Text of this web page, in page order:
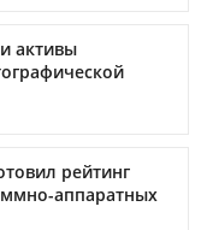
активы
рейтинг
аппаратных